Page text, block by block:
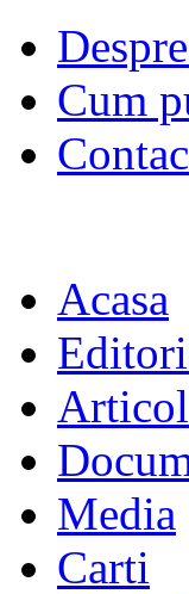
Cum
Acasa
Media
Carti